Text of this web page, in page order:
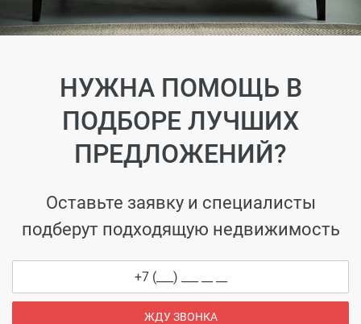
НУЖНА ПОМОЩЬ В
ПОДБОРЕ ЛУЧШИХ
ПРЕДЛОЖЕНИЙ?
Оставьте заявку и специалисты
подберут подходящую недвижимость
ЖДУ ЗВОНКА